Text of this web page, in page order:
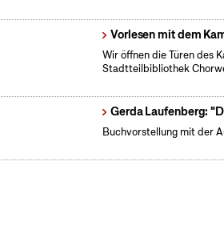
Vorlesen mit dem
Wir öffnen die Türen des
Stadtteilbibliothek
Gerda Laufenberg:
Buchvorstellung mit der